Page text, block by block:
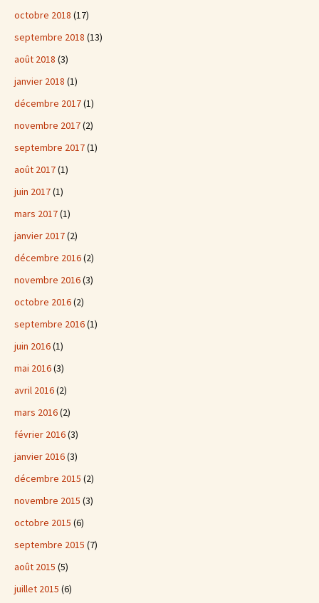
octobre 2018 (17)
septembre 2018 (13)
août 2018 (3)
janvier 2018 (1)
décembre 2017(1)
novembre 2017(2)
septembre 2017(1)
août 2017(1)
juin 2017(1)
mars 2017(1)
janvier 2017(2)
décembre 2016(2)
novembre 2016(3)
octobre 2016(2)
septembre 2016(1)
juin 2016(1)
mai 2016(3)
avril 2016(2)
mars 2016(2)
février 2016(3)
janvier 2016(3)
décembre 2015 (2)
novembre 2015 (3)
octobre 2015 (6)
septembre 2015 (7)
août 2015 (5)
juillet 2015 (6)